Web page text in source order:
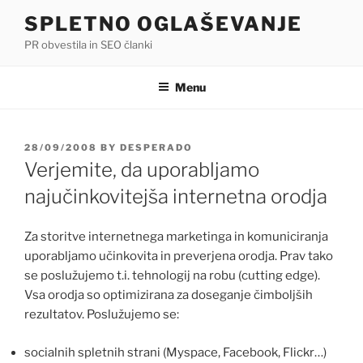
content
SPLETNO OGLAŠEVANJE
PR obvestila in SEO članki
Menu
POSTED
ON
28/09/2008 BY DESPERADO
Verjemite, da uporabljamo
najučinkovitejša internetna orodja
Za storitve internetnega marketinga in komuniciranja
uporabljamo učinkovita in preverjena orodja. Prav tako
se poslužujemo t.i. tehnologij na robu (cutting edge).
Vsa orodja so optimizirana za doseganje čimboljših
rezultatov. Poslužujemo se:
socialnih spletnih strani (Myspace, Facebook, Flickr…)